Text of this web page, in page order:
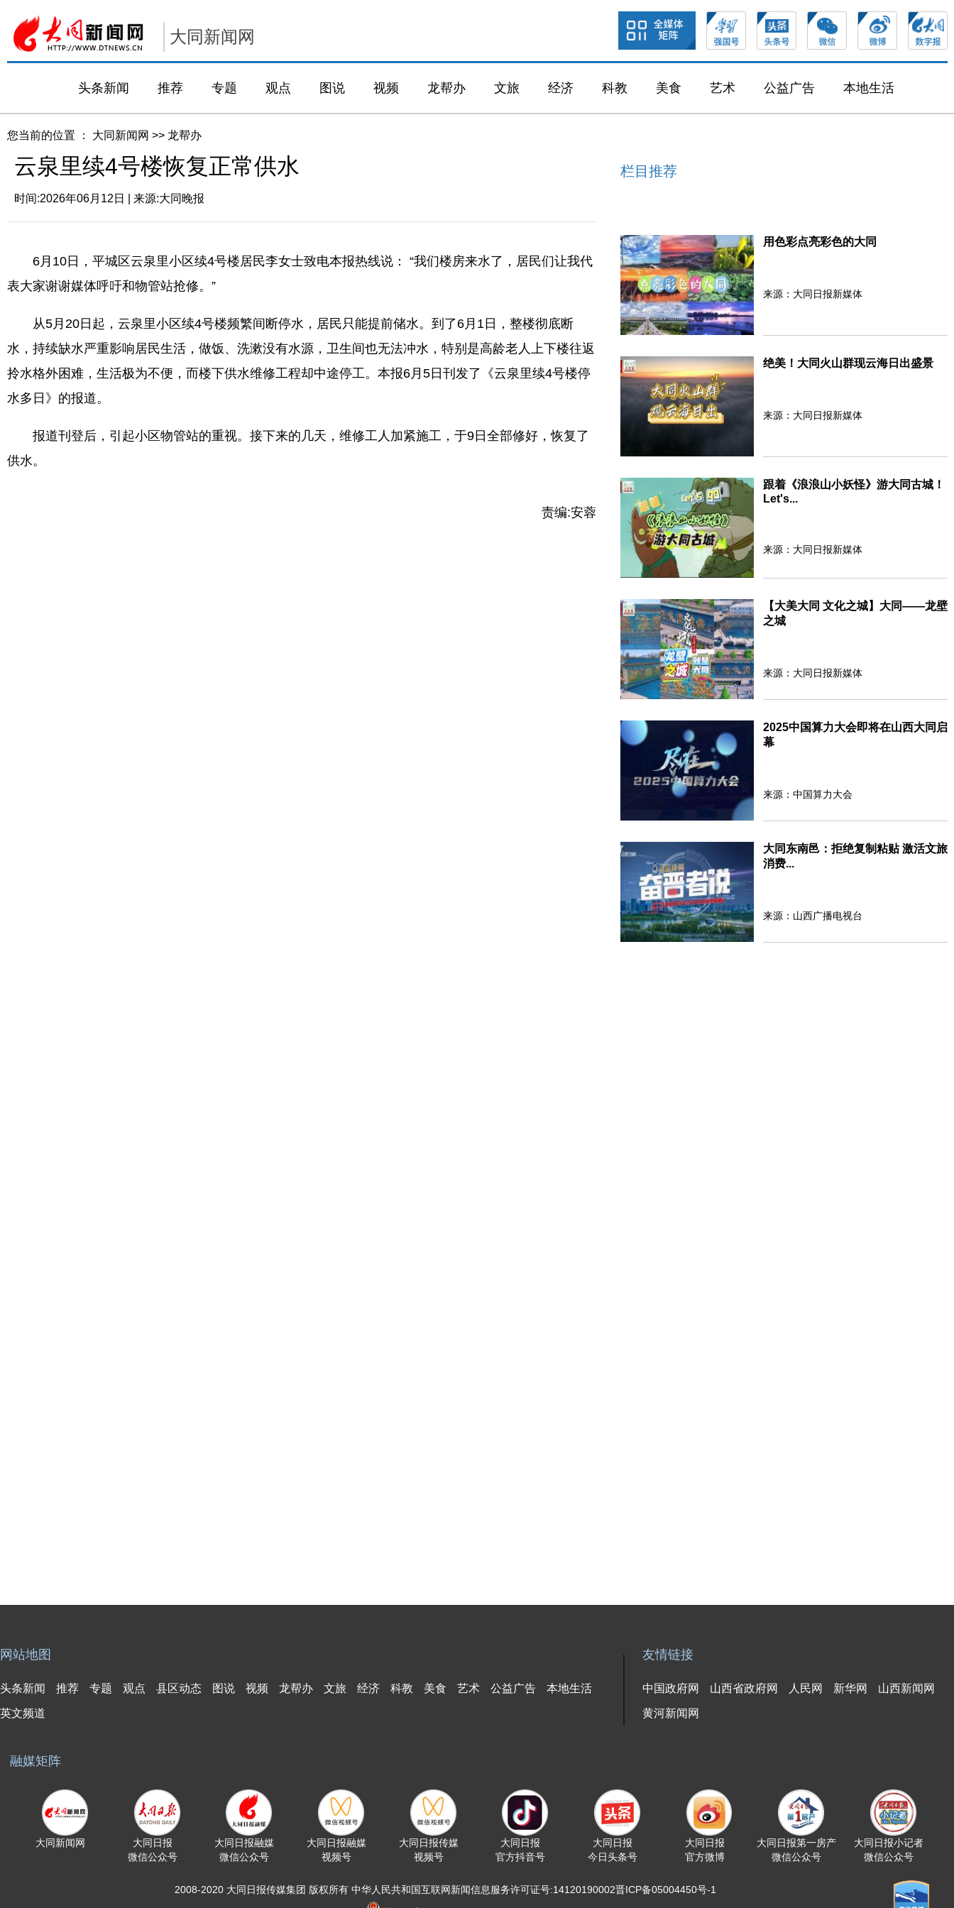
大同新闻网
头条新闻 推荐 专题 观点 图说 视频 龙帮办 文旅 经济 科教 美食 艺术 公益广告 本地生活
您当前的位置 ： 大同新闻网 >> 龙帮办
云泉里续4号楼恢复正常供水
时间:2026年06月12日 | 来源:大同晚报
6月10日，平城区云泉里小区续4号楼居民李女士致电本报热线说： “我们楼房来水了，居民们让我代
表大家谢谢媒体呼吁和物管站抢修。”
从5月20日起，云泉里小区续4号楼频繁间断停水，居民只能提前储水。到了6月1日，整楼彻底断
水，持续缺水严重影响居民生活，做饭、洗漱没有水源，卫生间也无法冲水，特别是高龄老人上下楼往返
拎水格外困难，生活极为不便，而楼下供水维修工程却中途停工。本报6月5日刊发了《云泉里续4号楼停
水多日》的报道。
报道刊登后，引起小区物管站的重视。接下来的几天，维修工人加紧施工，于9日全部修好，恢复了
供水。
责编:安蓉
栏目推荐
用色彩点亮彩色的大同
来源：大同日报新媒体
绝美！大同火山群现云海日出盛景
来源：大同日报新媒体
跟着《浪浪山小妖怪》游大同古城！
Let's...
来源：大同日报新媒体
【大美大同 文化之城】大同——龙壁
之城
来源：大同日报新媒体
2025中国算力大会即将在山西大同启
幕
来源：中国算力大会
大同东南邑：拒绝复制粘贴 激活文旅
消费...
来源：山西广播电视台
网站地图
头条新闻 推荐 专题 观点 县区动态 图说 视频 龙帮办 文旅 经济 科教 美食 艺术 公益广告 本地生活
英文频道
友情链接
中国政府网 山西省政府网 人民网 新华网 山西新闻网
黄河新闻网
融媒矩阵
大同新闻网
大同日报
微信公众号
大同日报融媒
微信公众号
大同日报融媒
视频号
大同日报传媒
视频号
大同日报
官方抖音号
大同日报
今日头条号
大同日报
官方微博
大同日报第一房产
微信公众号
大同日报小记者
微信公众号
2008-2020 大同日报传媒集团 版权所有 中华人民共和国互联网新闻信息服务许可证号:14120190002晋ICP备05004450号-1